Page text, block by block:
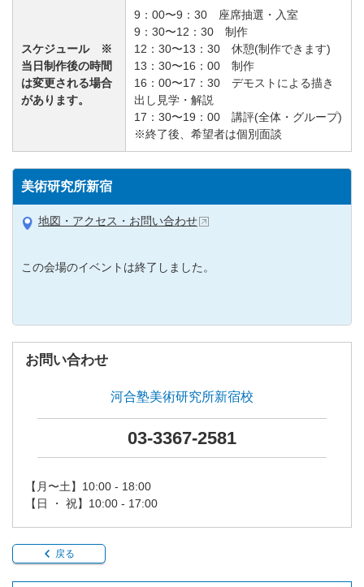
スケジュール ※
当日制作後の時間
は変更される場合
があります。
9：00〜9：30 座席抽選・入室
9：30〜12：30 制作
12：30〜13：30 休憩(制作できます)
13：30〜16：00 制作
16：00〜17：30 デモストによる描き
出し見学・解説
17：30〜19：00 講評(全体・グループ)
※終了後、希望者は個別面談
美術研究所新宿
地図・アクセス・お問い合わせ
この会場のイベントは終了しました。
お問い合わせ
河合塾美術研究所新宿校
03-3367-2581
【月〜土】10:00 - 18:00
【日 ・ 祝】10:00 - 17:00
戻る